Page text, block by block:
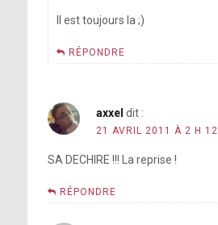
Il est toujours la ;)
RÉPONDRE
axxel dit :
21 AVRIL 2011 À 2 H
SA DECHIRE !!! La reprise !
RÉPONDRE